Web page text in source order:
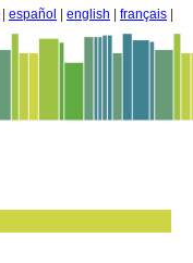
español english français